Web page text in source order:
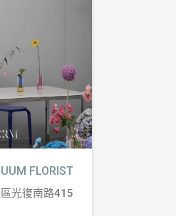
FLORIST
光復南路415